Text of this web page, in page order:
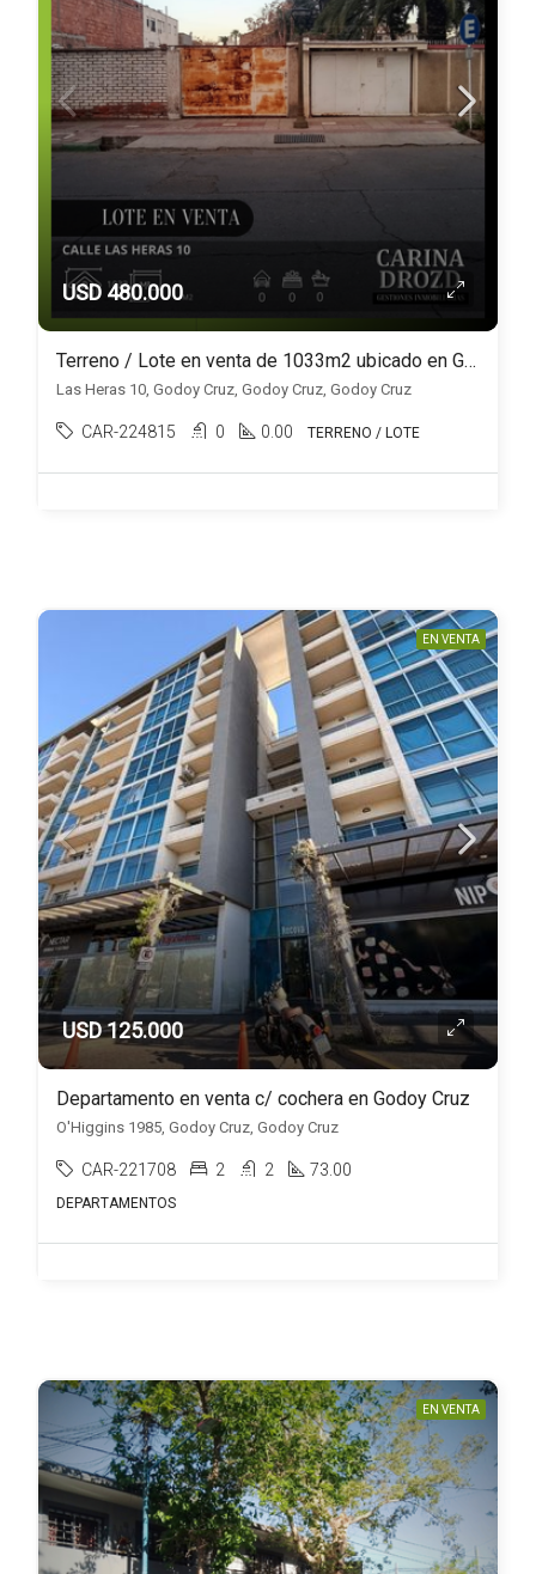
USD 480.000
Terreno / Lote en venta de 1033m2 ubicado en Godoy Cruz
Las Heras 10, Godoy Cruz, Godoy Cruz, Godoy Cruz
CAR-224815 0 0.00 TERRENO / LOTE
EN VENTA
USD 125.000
Departamento en venta c/ cochera en Godoy Cruz
O'Higgins 1985, Godoy Cruz, Godoy Cruz
CAR-221708 2 2 73.00
DEPARTAMENTOS
EN VENTA